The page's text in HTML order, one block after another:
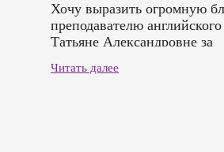
Хочу выразить огромную
преподавателю
Татьяне Александровне за
материалов для занятий и
Читать далее